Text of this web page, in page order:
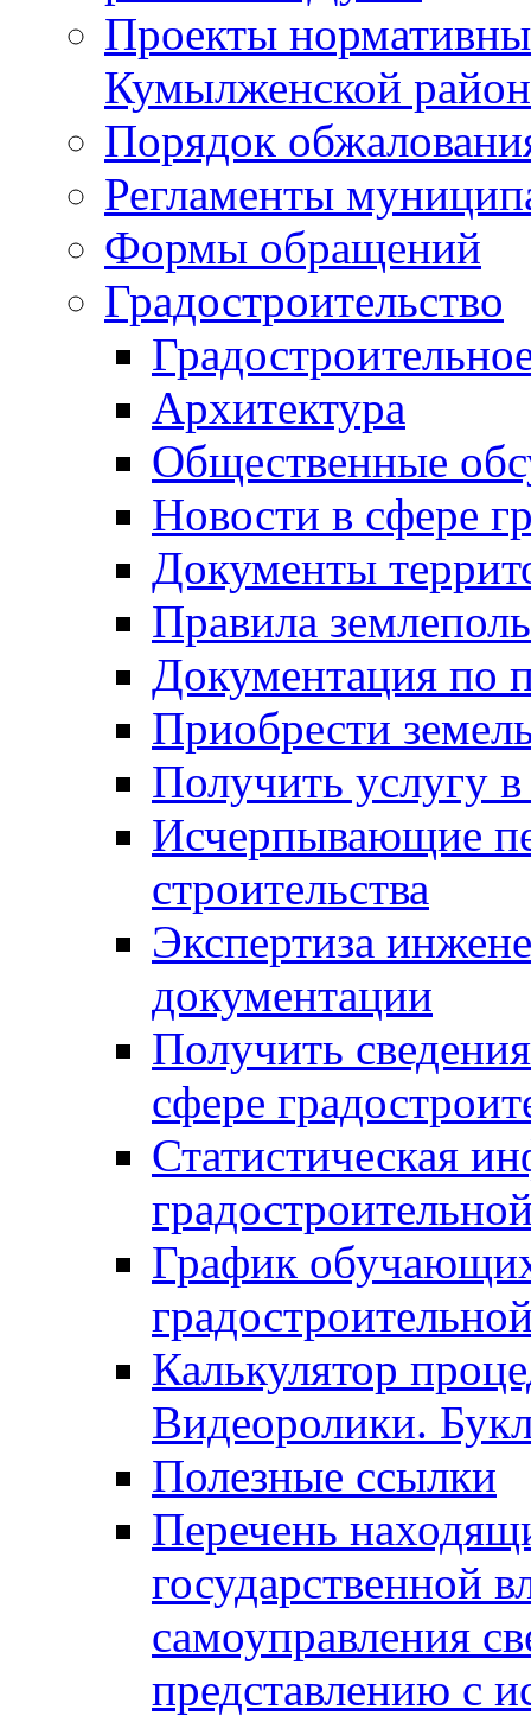
Проекты
Кумылженской
Порядок
Регламенты
Формы обращений
Градостроительство
Архитектура
Общественные
Новости в сфере
Документы
Правила
Документация по
Приобрести
Получить услугу в
Исчерпывающие
строительства
Экспертиза
документации
Получить
сфере
Статистическая
График
Калькулятор
Видеоролики.
Полезные ссылки
Перечень
государственной
самоуправления
представлению с